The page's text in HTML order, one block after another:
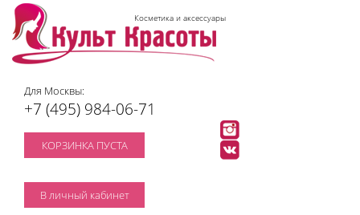
Косметика и аксессуары
Для Москвы:
+7 (495) 984-06-71
КОРЗИНКА ПУСТА
В личный кабинет